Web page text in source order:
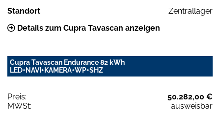
Standort
Zentrallager
Details zum Cupra Tavascan anzeigen
Cupra Tavascan Endurance 82 kWh
LED+NAVI+KAMERA+WP+SHZ
Preis:
50.282,00 €
MWSt:
ausweisbar